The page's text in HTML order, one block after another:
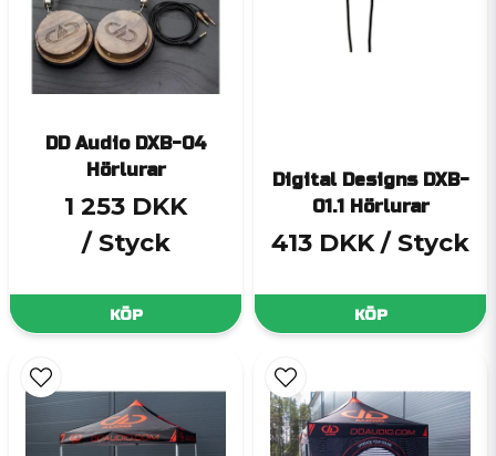
DD Audio DXB-04
Hörlurar
1 253 DKK
/ Styck
KÖP
Digital Designs DXB-
01.1 Hörlurar
413 DKK / Styck
KÖP